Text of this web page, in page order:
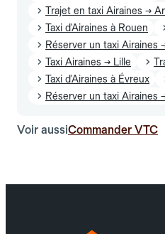
Trajet en taxi Airaines →
Taxi d'Airaines à Rouen
Réserver un taxi Airaines
Taxi Airaines → Lille
Taxi d'Airaines à Évreux
Réserver un taxi Airaines
Voir aussiCommander VTC